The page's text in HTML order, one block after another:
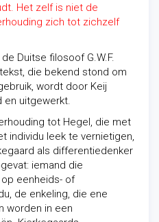
Het zelf is niet de
zich tot zichzelf
Duitse filosoof G.W.F.
die bekend stond om
wordt door Keij
en uitgewerkt.
tot Hegel, die met
individu leek te vernietigen,
als differentiedenker
iemand die
eenheids- of
de enkeling, die ene
worden in een